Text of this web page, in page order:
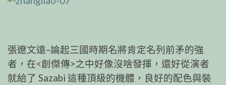
張遼文遠–論起三國時期名將肯定名列前矛的強
者，在<創傑傳>之中好像沒啥發揮，還好從演者
就給了 Sazabi 這種頂級的機體，良好的配色與裝